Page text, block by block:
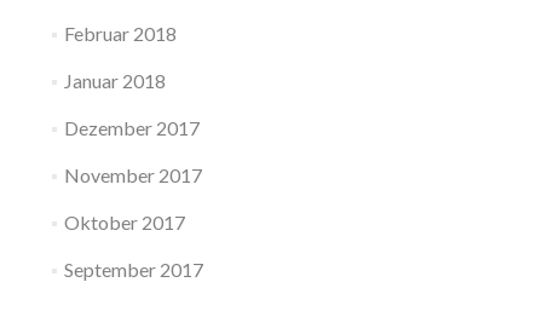
Februar 2018
Januar 2018
Dezember 2017
November 2017
Oktober 2017
September 2017